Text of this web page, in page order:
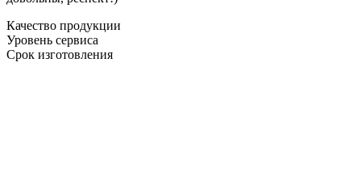
Качество продукции
Уровень сервиса
Срок изготовления